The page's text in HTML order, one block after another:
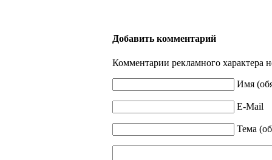
Добавить комментарий
Комментарии рекламного характера
Имя
E-Mail
Тема